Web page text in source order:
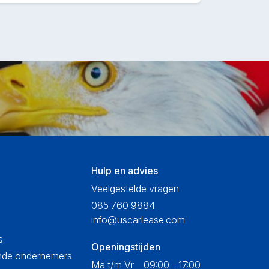
ondernemers
Hulp en advies
Veelgestelde vragen
085 760 9884
info@uscarlease.com
Openingstijden
Ma t/m Vr
09:00 - 17:00